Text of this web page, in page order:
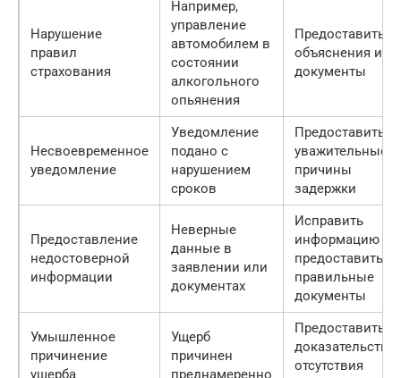
Нарушение
правил
страхования
Например,
управление
автомобилем в
состоянии
алкогольного
опьянения
Предоставить
объяснения и
документы
Несвоевременное
уведомление
Уведомление
подано с
нарушением
сроков
Предоставить
уважительные
причины
задержки
Предоставление
недостоверной
информации
Неверные
данные в
заявлении или
документах
Исправить
информацию и
предоставить
правильные
документы
Умышленное
причинение
ущерба
Ущерб
причинен
преднамеренно
Предоставить
доказательства
отсутствия